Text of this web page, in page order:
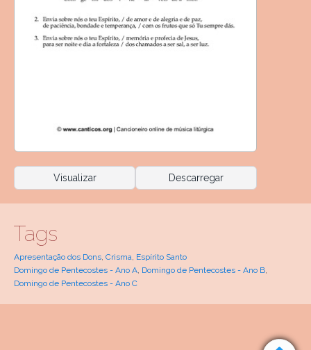
Visualizar Descarregar
Tags
Apresentação dos Dons, Crisma, Espírito Santo
Domingo de Pentecostes - Ano A, Domingo de Pentecostes - Ano B,
Domingo de Pentecostes - Ano C